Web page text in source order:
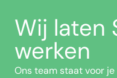
Wij laten
werken
Ons team staat voor